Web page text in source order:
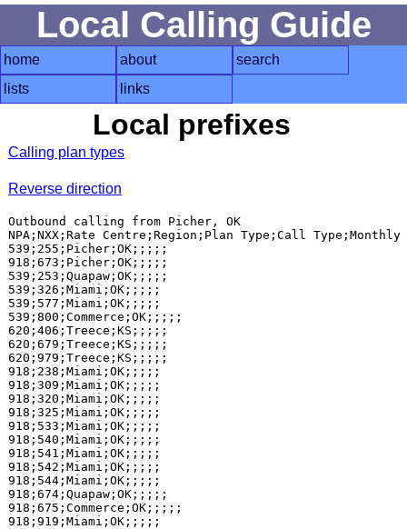
Local Calling Guide
home about
search
lists
links
Local prefixes
Calling plan types
Reverse direction
Outbound calling from Picher, OK
NPA;NXX;Rate Centre;Region;Plan Type;Call
539;255;Picher;OK;;;;;
918;673;Picher;OK;;;;;
539;253;Quapaw;OK;;;;;
539;326;Miami;OK;;;;;
539;577;Miami;OK;;;;;
539;800;Commerce;OK;;;;;
620;406;Treece;KS;;;;;
620;679;Treece;KS;;;;;
620;979;Treece;KS;;;;;
918;238;Miami;OK;;;;;
918;309;Miami;OK;;;;;
918;320;Miami;OK;;;;;
918;325;Miami;OK;;;;;
918;533;Miami;OK;;;;;
918;540;Miami;OK;;;;;
918;541;Miami;OK;;;;;
918;542;Miami;OK;;;;;
918;544;Miami;OK;;;;;
918;674;Quapaw;OK;;;;;
918;675;Commerce;OK;;;;;
918;919;Miami;OK;;;;;